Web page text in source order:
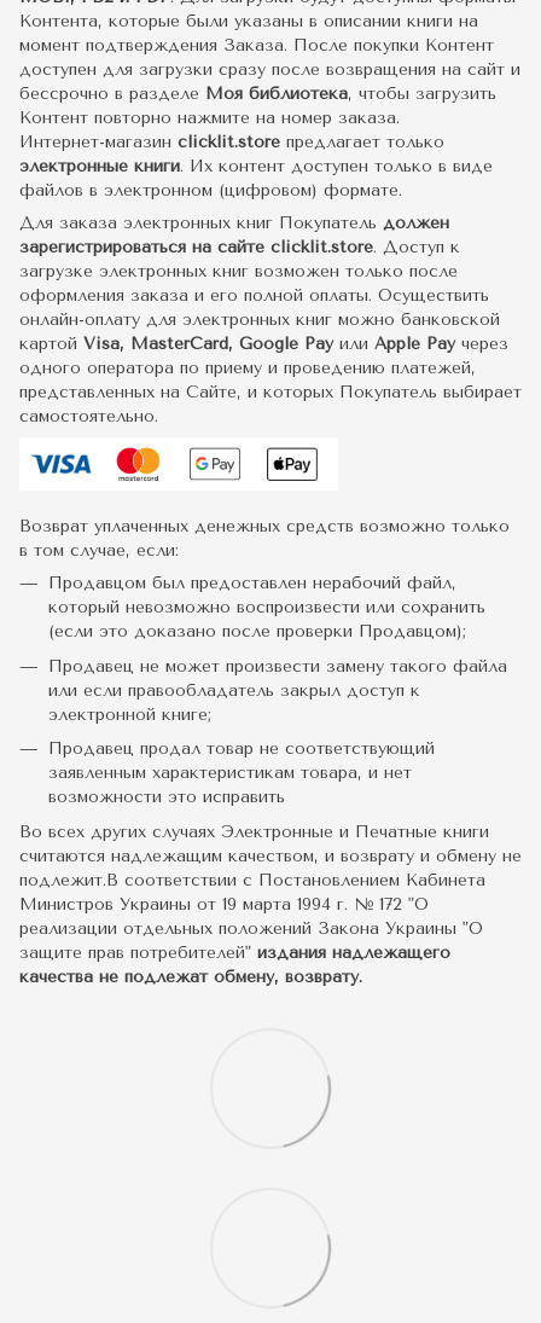
Контента, которые были указаны в описании книги на
момент подтверждения Заказа. После покупки Контент
доступен для загрузки сразу после возвращения на сайт и
бессрочно в разделе Моя библиотека, чтобы загрузить
Контент повторно нажмите на номер заказа.
Интернет-магазин clicklit.store предлагает только
электронные книги. Их контент доступен только в виде
файлов в электронном (цифровом) формате.
Для заказа электронных книг Покупатель должен
зарегистрироваться на сайте clicklit.store. Доступ к
загрузке электронных книг возможен только после
оформления заказа и его полной оплаты. Осуществить
онлайн-оплату для электронных книг можно банковской
картой Visa, MasterCard, Google Pay или Apple Payчерез
одного оператора по приему и проведению платежей,
представленных на Сайте, и которых Покупатель выбирает
самостоятельно.
Возврат уплаченных денежных средств возможно только
в том случае, если:
Продавцом был предоставлен нерабочий файл,
который невозможно воспроизвести или сохранить
(если это доказано после проверки Продавцом);
Продавец не может произвести замену такого файла
или если правообладатель закрыл доступ к
электронной книге;
Продавец продал товар не соответствующий
заявленным характеристикам товара, и нет
возможности это исправить
Во всех других случаях Электронные и Печатные книги
считаются надлежащим качеством, и возврату и обмену не
подлежит.В соответствии с Постановлением Кабинета
Министров Украины от 19 марта 1994 г. № 172 "О
реализации отдельных положений Закона Украины "О
защите прав потребителей" издания надлежащего
качества не подлежат обмену, возврату.